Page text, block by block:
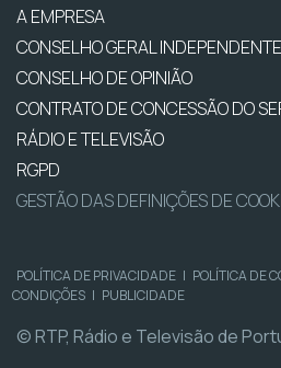
A EMPRESA
CONSELHO GERAL INDEPENDENTE
CONSELHO DE OPINIÃO
CONTRATO DE CONCESSÃO DO
RÁDIO E TELEVISÃO
RGPD
GESTÃO DAS DEFINIÇÕES DE
POLÍTICA DE PRIVACIDADE | POLÍTICA DE
CONDIÇÕES | PUBLICIDADE
© RTP, Rádio e Televisão de